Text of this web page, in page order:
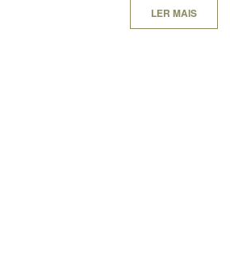
LER MAIS